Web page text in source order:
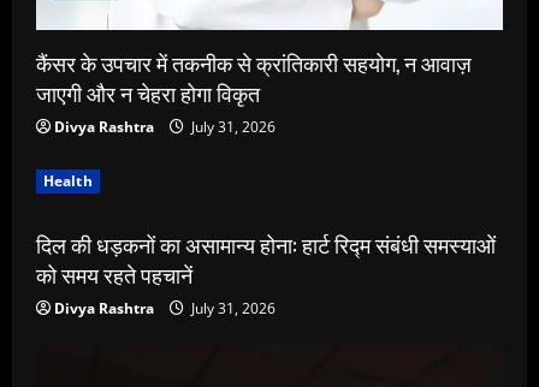
कैंसर के उपचार में तकनीक से क्रांतिकारी सहयोग, न आवाज़
जाएगी और न चेहरा होगा विकृत
Divya Rashtra July 31, 2026
Health
दिल की धड़कनों का असामान्य होना: हार्ट रिद्म संबंधी समस्याओं
को समय रहते पहचानें
Divya Rashtra July 31, 2026